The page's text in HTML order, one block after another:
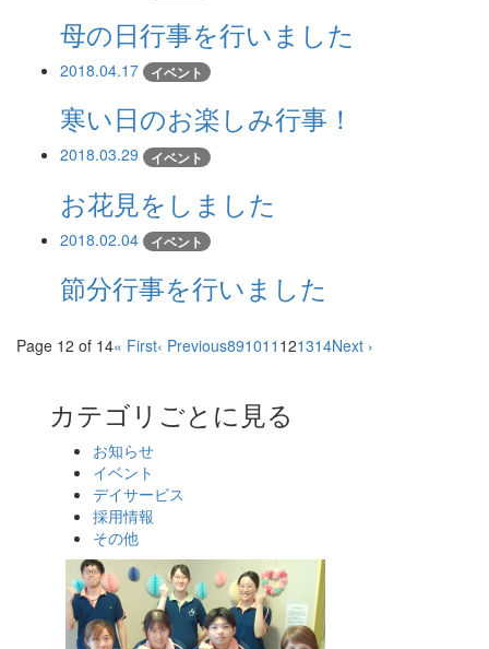
母の日行事を行いました
2018.04.17 イベント
寒い日のお楽しみ行事！
2018.03.29 イベント
お花見をしました
2018.02.04 イベント
節分行事を行いました
Page 12 of 14« First‹ Previous891011 121314Next ›
カテゴリごとに見る
お知らせ
イベント
デイサービス
採用情報
その他